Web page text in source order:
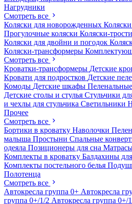
Нагрудники
Смотреть все
Коляски для новорожденных
Прогулочные коляски Коляски-трости
Коляски для двойни и погодок
Коляски-трансформеры
Смотреть все
Кроватки-трансформеры Детские
Кровати для подростков Детские
Комоды Детские шкафы
Детские столы и стулья Стульчики
и чехлы для стульчика Светильники
Прочее
Смотреть все
Бортики в кроватку Наволочки
малыша Простыни Спальные
одеяла Позиционеры для сна
Комплекты в кроватку Балдахины
Комплекты постельного белья
Полотенца
Смотреть все
Автокресла группа 0+ Автокресла
группа 0+/1/2 Автокресла группа 0+/